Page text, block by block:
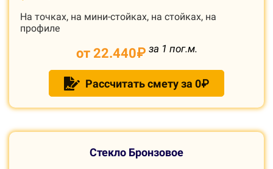
На точках, на мини-стойках, на стойках, на
профиле
от 22.440₽ за 1 пог.м.
Рассчитать смету за 0₽
Стекло Бронзовое